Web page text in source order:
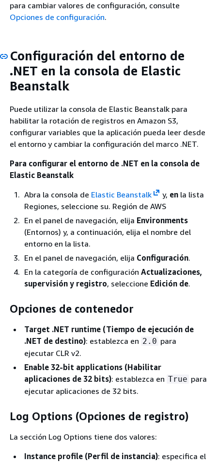
para cambiar valores de configuración, consulte
Opciones de configuración.
Configuración del entorno de
.NET en la consola de Elastic
Beanstalk
Puede utilizar la consola de Elastic Beanstalk para
habilitar la rotación de registros en Amazon S3,
configurar variables que la aplicación pueda leer desde
el entorno y cambiar la configuración del marco .NET.
Para configurar el entorno de .NET en la consola de
Elastic Beanstalk
Abra la consola de Elastic Beanstalk y, enla lista
Regiones, seleccione su. Región de AWS
En el panel de navegación, elija Environments
(Entornos) y, a continuación, elija el nombre del
entorno en la lista.
En el panel de navegación, elija Configuración.
En la categoría de configuración Actualizaciones,
supervisión y registro, seleccione Edición de.
Opciones de contenedor
Target .NET runtime (Tiempo de ejecución de
.NET de destino): establezca en 2.0 para
ejecutar CLR v2.
Enable 32-bit applications (Habilitar
aplicaciones de 32 bits): establezca en True para
ejecutar aplicaciones de 32 bits.
Log Options (Opciones de registro)
La sección Log Options tiene dos valores:
Instance profile (Perfil de instancia): especifica el